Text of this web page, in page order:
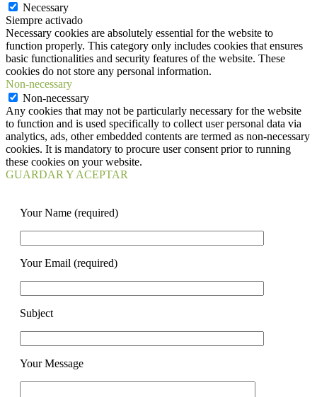
Necessary
Siempre activado
Necessary cookies are absolutely essential for the website to
function properly. This category only includes cookies that ensures
basic functionalities and security features of the website. These
cookies do not store any personal information.
Non-necessary
Non-necessary
Any cookies that may not be particularly necessary for the website
to function and is used specifically to collect user personal data via
analytics, ads, other embedded contents are termed as non-necessary
cookies. It is mandatory to procure user consent prior to running
these cookies on your website.
GUARDAR Y ACEPTAR
Your Name (required)
Your Email (required)
Subject
Your Message